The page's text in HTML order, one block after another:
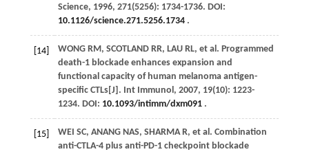
Science, 1996, 271(5256): 1734-1736. DOI:
10.1126/science.271.5256.1734.
[14] WONG RM, SCOTLAND RR, LAU RL, et al. Programmed
death-1 blockade enhances expansion and
functional capacity of human melanoma antigen-
specific CTLs[J]. Int Immunol, 2007, 19(10): 1223-
1234. DOI: 10.1093/intimm/dxm091.
[15] WEI SC, ANANG NAS, SHARMA R, et al. Combination
anti-CTLA-4 plus anti-PD-1 checkpoint blockade